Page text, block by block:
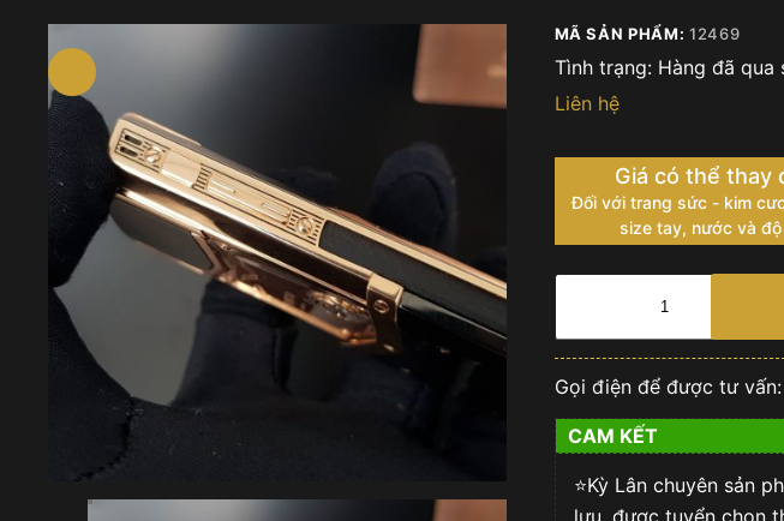
MÃ SẢN PHẨM: 12469
Tình trạng: Hàng đã qua
Liên hệ
Giá có thể thay
Đối với trang sức - kim
size tay, nước và
Vertu
số
lượng
Gọi điện để được tư vấn:
CAM KẾT
⭐️Kỳ Lân chuyên sản
lưu, được tuyển chọn